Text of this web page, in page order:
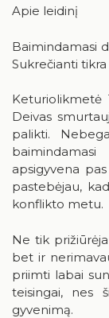
Pr
Apie leidinį
Baimindamasi
Sukrečianti tikra
Keturiolikmetė
Deivas
palikti.
apsigyvena
pastebėjau,
konflikto metu.
Ne tik
bet ir
priimti labai
teisingai, nes
gyvenimą.